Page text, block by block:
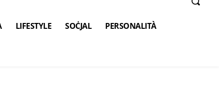
LIFESTYLE SOĊJAL PERSONALITÀ